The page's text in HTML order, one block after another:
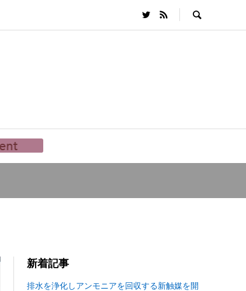
新着記事
排水を浄化しアンモニアを回収する新触媒を開